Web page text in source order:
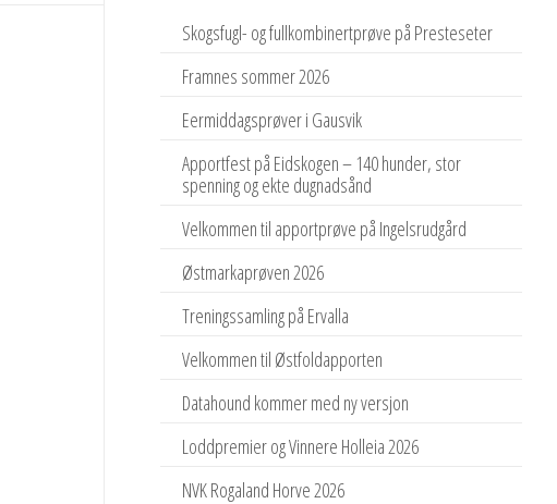
Skogsfugl- og fullkombinertprøve på Presteseter
Framnes sommer 2026
Eermiddagsprøver i Gausvik
Apportfest på Eidskogen – 140 hunder, stor
spenning og ekte dugnadsånd
Velkommen til apportprøve på Ingelsrudgård
Østmarkaprøven 2026
Treningssamling på Ervalla
Velkommen til Østfoldapporten
Datahound kommer med ny versjon
Loddpremier og Vinnere Holleia 2026
NVK Rogaland Horve 2026